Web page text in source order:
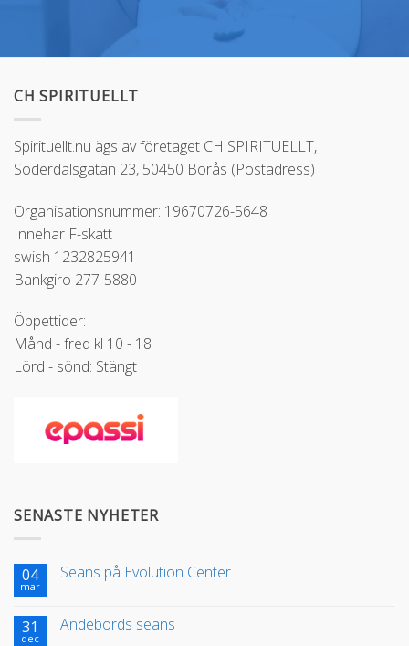
CH SPIRITUELLT
Spirituellt.nu ägs av företaget CH SPIRITUELLT,
Söderdalsgatan 23, 50450 Borås (Postadress)
Organisationsnummer: 19670726-5648
Innehar F-skatt
swish 1232825941
Bankgiro 277-5880
Öppettider:
Månd - fred kl 10 - 18
Lörd - sönd: Stängt
SENASTE NYHETER
04
mar
Seans på Evolution Center
31
dec
Andebords seans